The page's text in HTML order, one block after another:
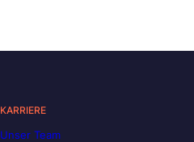
KARRIERE
Unser Team